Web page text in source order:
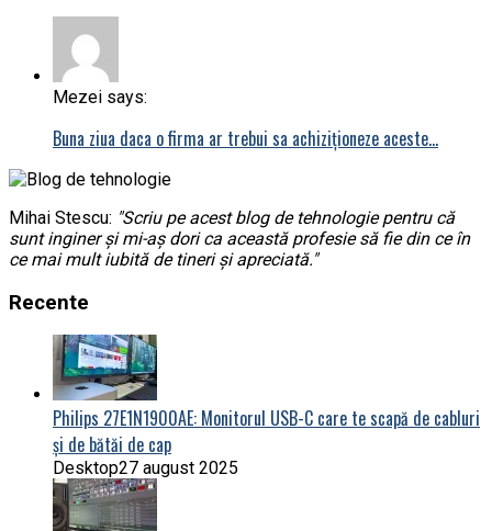
Mezei says:
Buna ziua daca o firma ar trebui sa achiziționeze aceste…
Mihai Stescu: "Scriu pe acest blog de tehnologie pentru că
sunt inginer și mi-aș dori ca această profesie să fie din ce în
ce mai mult iubită de tineri și apreciată."
Recente
Philips 27E1N1900AE: Monitorul USB-C care te scapă de cabluri
și de bătăi de cap
Desktop27 august 2025